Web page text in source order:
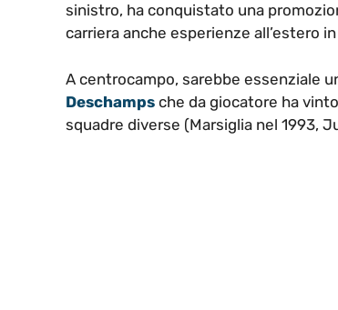
sinistro, ha conquistato una
carriera anche esperienze all’estero
A centrocampo, sarebbe essenziale
Deschamps che da giocatore ha
squadre diverse (Marsiglia nel 1993,